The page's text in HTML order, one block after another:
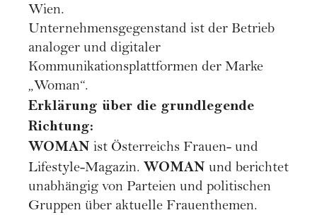
Wien.
Unternehmensgegenstand ist der Betrieb
analoger und digitaler
Kommunikationsplattformen der Marke
„Woman“.
Erklärung über die grundlegende
Richtung:
WOMAN ist Österreichs Frauen- und
Lifestyle-Magazin. WOMAN und berichtet
unabhängig von Parteien und politischen
Gruppen über aktuelle Frauenthemen.